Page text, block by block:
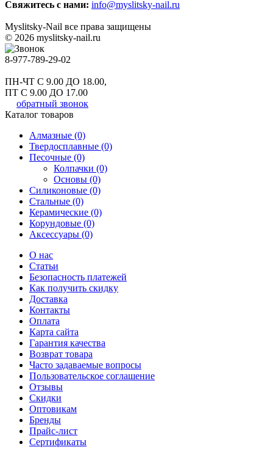
Свяжитесь с нами: info@myslitsky-nail.ru
Myslitsky-Nail все права защищены
© 2026 myslitsky-nail.ru
8-977-789-29-02
ПН-ЧТ С 9.00 ДО 18.00,
ПТ С 9.00 ДО 17.00
обратный звонок
Каталог товаров
Алмазные (0)
Твердосплавные (0)
Песочные (0)
Колпачки (0)
Основы (0)
Силиконовые (0)
Стальные (0)
Керамические (0)
Корундовые (0)
Аксессуары (0)
О нас
Статьи
Безопасность платежей
Как получить скидку
Доставка
Контакты
Оплата
Карта сайта
Гарантия качества
Возврат товара
Часто задаваемые вопросы
Пользовательское соглашение
Отзывы
Скидки
Оптовикам
Бренды
Прайс-лист
Сертификаты